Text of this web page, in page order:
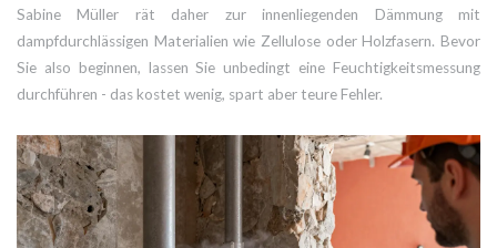
Sabine Müller rät daher zur innenliegenden Dämmung mit
dampfdurchlässigen Materialien wie Zellulose oder Holzfasern. Bevor
Sie also beginnen, lassen Sie unbedingt eine Feuchtigkeitsmessung
durchführen - das kostet wenig, spart aber teure Fehler.